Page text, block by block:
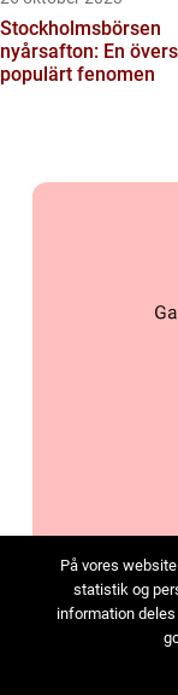
Stockholmsbörsen
nyårsafton: En
populärt fenomen
På vores
statistik og
information